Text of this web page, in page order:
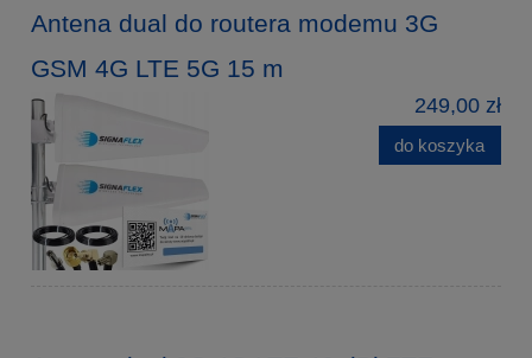
Antena dual do routera modemu 3G
GSM 4G LTE 5G 15 m
249,00 zł
do koszyka